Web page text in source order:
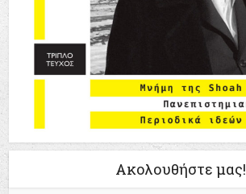
Ακολουθήστε μας!